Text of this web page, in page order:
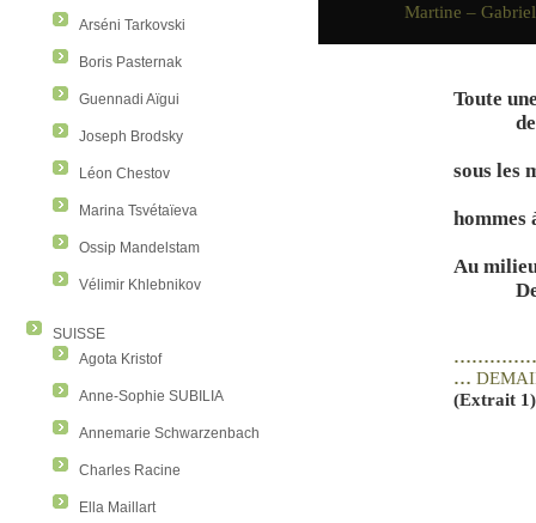
Arséni Tarkovski
Boris Pasternak
Guennadi Aïgui
Joseph Brodsky
Léon Chestov
Marina Tsvétaïeva
Ossip Mandelstam
Vélimir Khlebnikov
SUISSE
Agota Kristof
Anne-Sophie SUBILIA
Annemarie Schwarzenbach
Charles Racine
Ella Maillart
Martine –
Toute
sous les
hommes
Au
…
(Extrait 1)